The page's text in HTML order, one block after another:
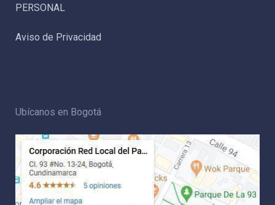
PERSONAL
Aviso de Privacidad
Ubícanos en Bogotá